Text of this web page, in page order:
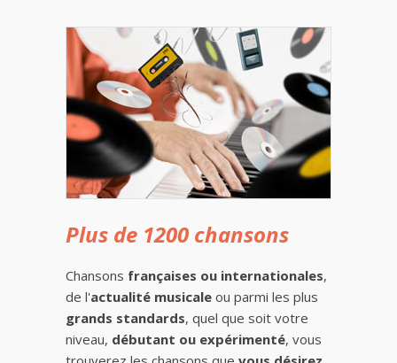
Plus de 1200 chansons
Chansons françaises ou internationales,
de l'actualité musicale ou parmi les plus
grands standards, quel que soit votre
niveau, débutant ou expérimenté, vous